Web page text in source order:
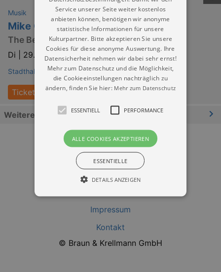
Musik
Mike Oldfield's Tubular Bells
The Best of Tubular Bells I, II & III
Di | 29.09.2026 | 20:00
Stadthalle Chemnitz
Tickets
Weitere Informationen
Impressum
Kontakt
© Braun & Krellmann GmbH
Service unserer Seite weiter kostenlos
anbieten können, benötigen wir anonyme
statistische Informationen für unsere
Kulturpartner. Bitte akzeptieren Sie unsere
Cookies für diese anonyme Auswertung. Ihre
Datensicherheit nehmen wir dabei sehr ernst!
Mehr zum Datenschutz und die Möglichkeit,
die Cookieeinstellungen nachträglich zu
ändern, finden Sie hier: Mehr zum Datenschutz
ESSENTIELL PERFORMANCE
ALLE COOKIES AKZEPTIEREN
ESSENTIELLE
DETAILS ANZEIGEN
grundlegenden Funktionen unserer Webseite